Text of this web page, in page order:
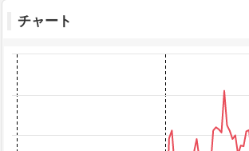
チャート